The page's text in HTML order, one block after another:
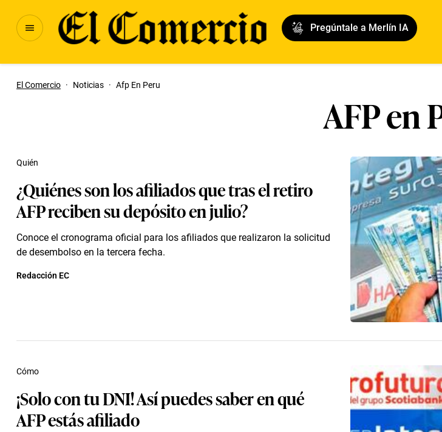
Pregúntale a Merlín IA
El Comercio · Noticias · Afp En Peru
AFP en
¿Quiénes son los afiliados que tras el retiro
AFP reciben su depósito en julio?
Conoce el cronograma oficial para los afiliados que realizaron la solicitud
de desembolso en la tercera fecha.
Quién
Redacción EC
¡Solo con tu DNI! Así puedes saber en qué
AFP estás afiliado
Cómo